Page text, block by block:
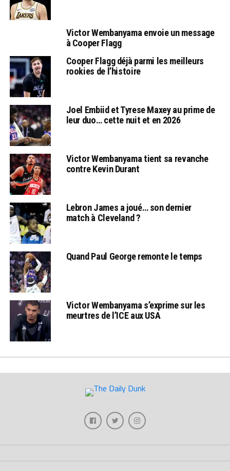
Victor Wembanyama envoie un message
à Cooper Flagg
Cooper Flagg déjà parmi les meilleurs
rookies de l’histoire
Joel Embiid et Tyrese Maxey au prime de
leur duo… cette nuit et en 2026
Victor Wembanyama tient sa revanche
contre Kevin Durant
Lebron James a joué… son dernier
match à Cleveland ?
Quand Paul George remonte le temps
Victor Wembanyama s’exprime sur les
meurtres de l’ICE aux USA